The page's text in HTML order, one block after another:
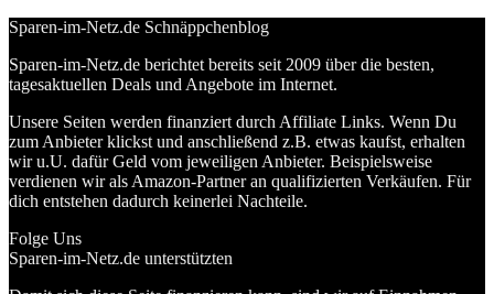
Sparen-im-Netz.de Schnäppchenblog
Sparen-im-Netz.de berichtet bereits seit 2009 über die besten,
tagesaktuellen Deals und Angebote im Internet.
Unsere Seiten werden finanziert durch Affiliate Links. Wenn Du
zum Anbieter klickst und anschließend z.B. etwas kaufst, erhalten
wir u.U. dafür Geld vom jeweiligen Anbieter. Beispielsweise
verdienen wir als Amazon-Partner an qualifizierten Verkäufen. Für
dich entstehen dadurch keinerlei Nachteile.
Folge Uns
Sparen-im-Netz.de unterstützten